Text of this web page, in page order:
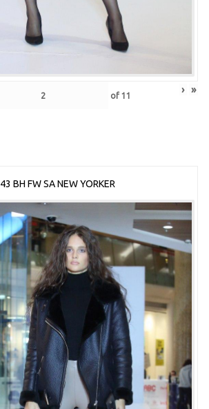
of 11 › »
43 BH FW SA NEW YORKER